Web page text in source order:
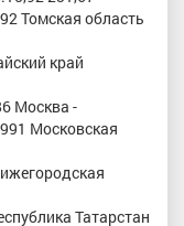
Томская область
край
Москва -
Московская
Татарстан